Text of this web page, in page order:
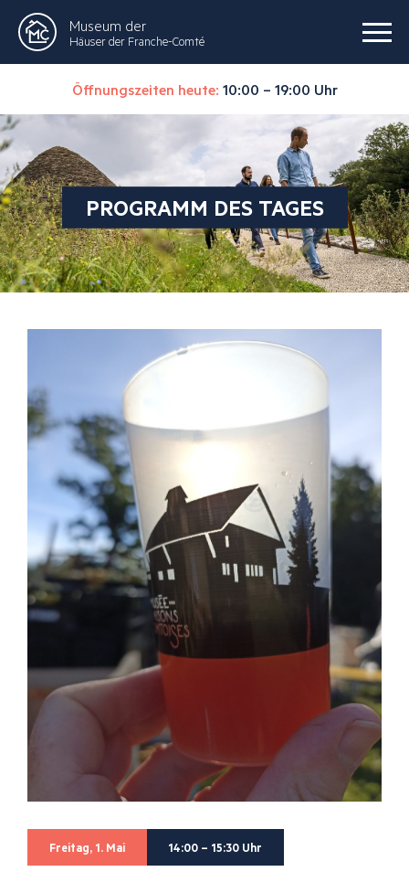
Museum der
Häuser der Franche-Comté
Öffnungszeiten heute: 10:00 – 19:00 Uhr
PROGRAMM DES TAGES
Freitag, 1. Mai 14:00 – 15:30 Uhr